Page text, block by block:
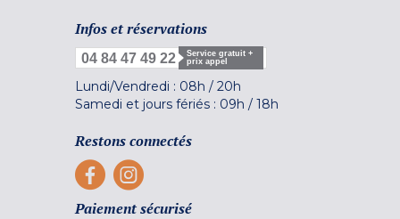
Infos et réservations
04 84 47 49 22
Service gratuit +
prix appel
Lundi/Vendredi : 08h / 20h
Samedi et jours fériés : 09h / 18h
Restons connectés
Paiement sécurisé